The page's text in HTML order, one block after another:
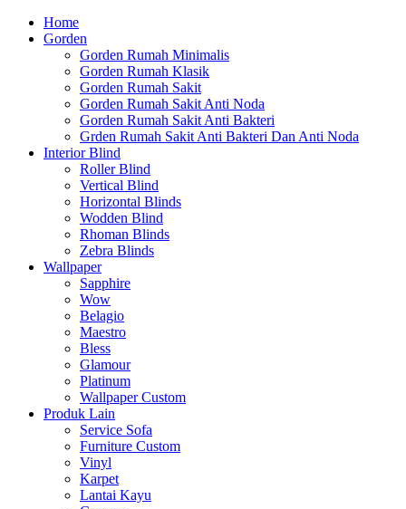
Home
Gorden
Gorden Rumah Minimalis
Gorden Rumah Klasik
Gorden Rumah Sakit
Gorden Rumah Sakit Anti Noda
Gorden Rumah Sakit Anti Bakteri
Grden Rumah Sakit Anti Bakteri Dan Anti Noda
Interior Blind
Roller Blind
Vertical Blind
Horizontal Blinds
Wodden Blind
Rhoman Blinds
Zebra Blinds
Wallpaper
Sapphire
Wow
Belagio
Maestro
Bless
Glamour
Platinum
Wallpaper Custom
Produk Lain
Service Sofa
Furniture Custom
Vinyl
Karpet
Lantai Kayu